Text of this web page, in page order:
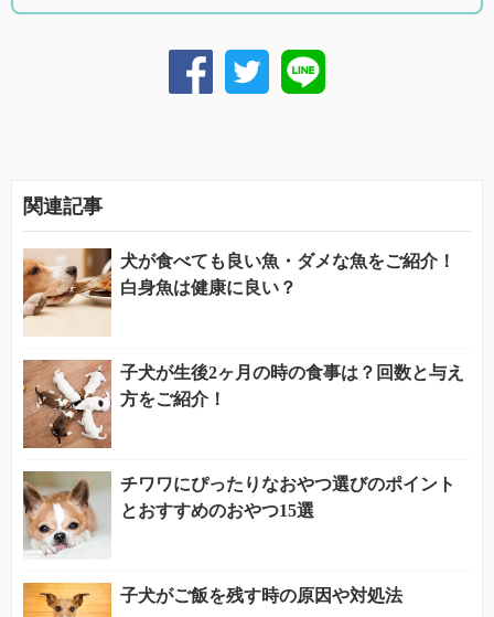
関連記事
犬が食べても良い魚・ダメな魚をご紹介！
白身魚は健康に良い？
子犬が生後2ヶ月の時の食事は？回数と与え
方をご紹介！
チワワにぴったりなおやつ選びのポイント
とおすすめのおやつ15選
子犬がご飯を残す時の原因や対処法